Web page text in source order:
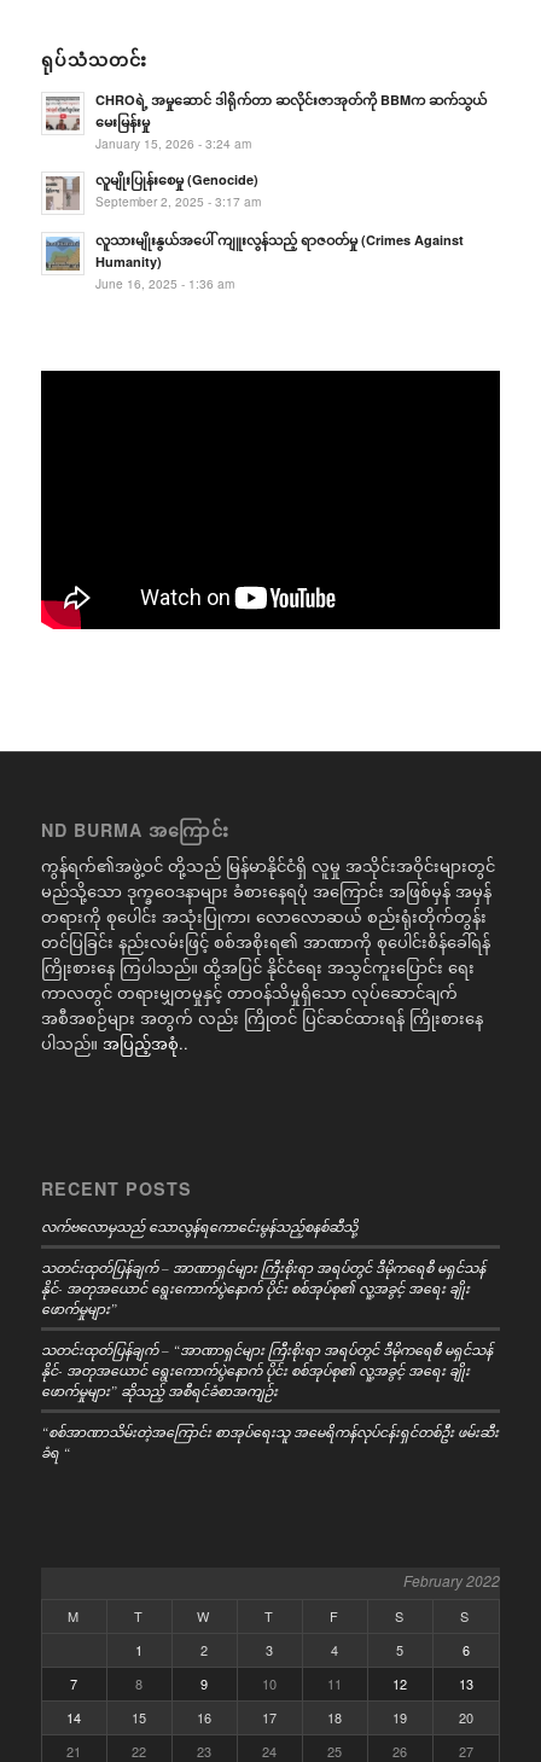
ရုပ်သံသတင်း
CHROရဲ့ အမှုဆောင် ဒါရိုက်တာ ဆလိုင်းဇာအုတ်ကို BBMက ဆက်သွယ်
မေးမြန်းမှု
January 15, 2026 - 3:24 am
လူမျိုးပြုန်းစေမှု (Genocide)
September 2, 2025 - 3:17 am
လူသားမျိုးနွယ်အပေါ် ကျူးလွန်သည့် ရာဇဝတ်မှု (Crimes Against
Humanity)
June 16, 2025 - 1:36 am
ND BURMA အကြောင်း
ကွန်ရက်၏အဖွဲ့ဝင် တို့သည် မြန်မာနိုင်ငံရှိ လူမှု အသိုင်းအဝိုင်းများတွင်
မည်သို့သော ဒုက္ခဝေဒနာများ ခံစားနေရပုံ အကြောင်း အဖြစ်မှန် အမှန်
တရားကို စုပေါင်း အသုံးပြုကာ၊ လောလောဆယ် စည်းရုံးတိုက်တွန်း
တင်ပြခြင်း နည်းလမ်းဖြင့် စစ်အစိုးရ၏ အာဏာကို စုပေါင်းစိန်ခေါ်ရန်
ကြိုးစားနေ ကြပါသည်။ ထို့အပြင် နိုင်ငံရေး အသွင်ကူးပြောင်း ရေး
ကာလတွင် တရားမျှတမှုနှင့် တာဝန်သိမှုရှိသော လုပ်ဆောင်ချက်
အစီအစဉ်များ အတွက် လည်း ကြိုတင် ပြင်ဆင်ထားရန် ကြိုးစားနေ
ပါသည်။ အပြည့်အစုံ..
RECENT POSTS
လက်ဗလောမှသည် သောလွန်ရကောင်ေးမွန်သည့်စနစ်ဆီသို့
သတင်းထုတ်ပြန်ချက် – အာဏာရှင်များ ကြီးစိုးရာ အရပ်တွင် ဒီမိုကရေစီ မရှင်သန်
နိုင်- အတုအယောင် ရွေးကောက်ပွဲနောက် ပိုင်း စစ်အုပ်စု၏ လူ့အခွင့် အရေး ချိုး
ဖောက်မှုများ”
သတင်းထုတ်ပြန်ချက် – “အာဏာရှင်များ ကြီးစိုးရာ အရပ်တွင် ဒီမိုကရေစီ မရှင်သန်
နိုင်- အတုအယောင် ရွေးကောက်ပွဲနောက် ပိုင်း စစ်အုပ်စု၏ လူ့အခွင့် အရေး ချိုး
ဖောက်မှုများ” ဆိုသည့် အစီရင်ခံစာအကျဉ်း
“စစ်အာဏာသိမ်းတဲ့အကြောင်း စာအုပ်ရေးသူ အမေရိကန်လုပ်ငန်းရှင်တစ်ဦး ဖမ်းဆီး
ခံရ “
February 2022
M T W T F S
S
1
2 3 4 5
6
7
8 9 10 11 12
13
14
15 16 17 18 19
20
21
22 23 24 25 26 27